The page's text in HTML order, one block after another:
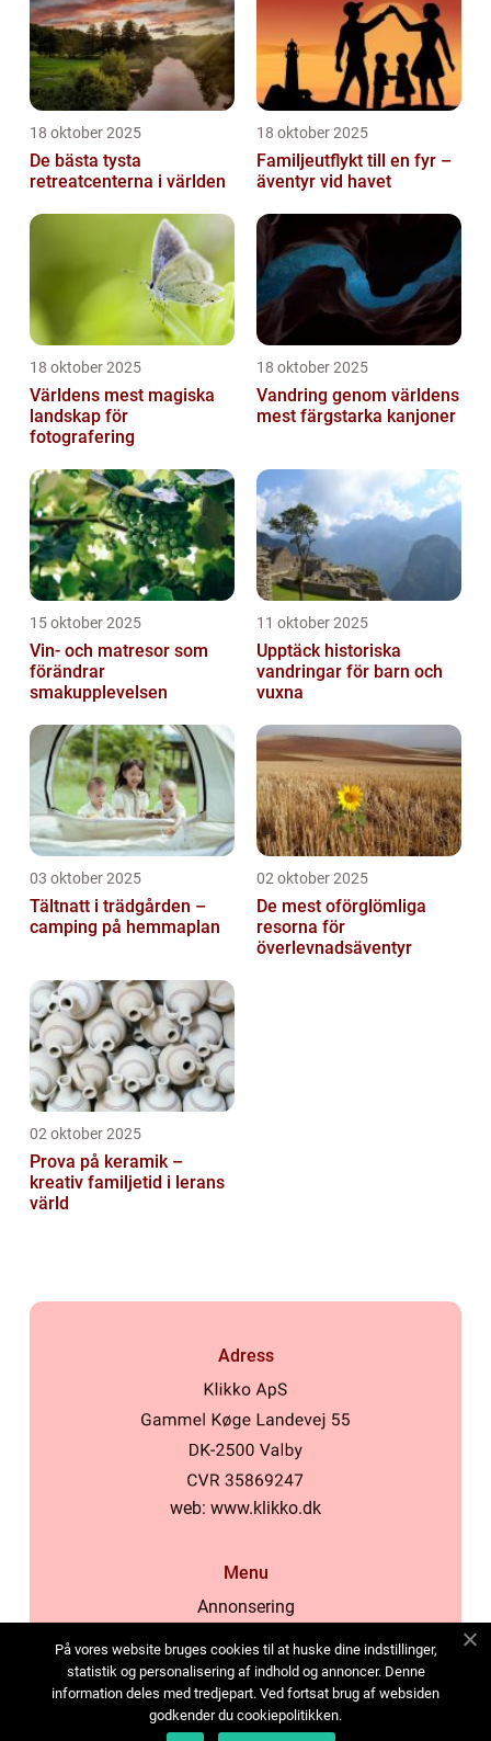
18 oktober 2025
De bästa tysta
retreatcenterna i världen
18 oktober 2025
Familjeutflykt till en fyr –
äventyr vid havet
18 oktober 2025
Världens mest magiska
landskap för
fotografering
18 oktober 2025
Vandring genom världens
mest färgstarka kanjoner
15 oktober 2025
Vin- och matresor som
förändrar
smakupplevelsen
11 oktober 2025
Upptäck historiska
vandringar för barn och
vuxna
03 oktober 2025
Tältnatt i trädgården –
camping på hemmaplan
02 oktober 2025
De mest oförglömliga
resorna för
överlevnadsäventyr
02 oktober 2025
Prova på keramik –
kreativ familjetid i lerans
värld
Adress
web: www.klikko.dk
Menu
Annonsering
Cookies
Kontakta oss
Sitemap
På vores website bruges cookies til at huske dine indstillinger,
statistik og personalisering af indhold og annoncer. Denne
information deles med tredjepart. Ved fortsat brug af websiden
godkender du cookiepolitikken.